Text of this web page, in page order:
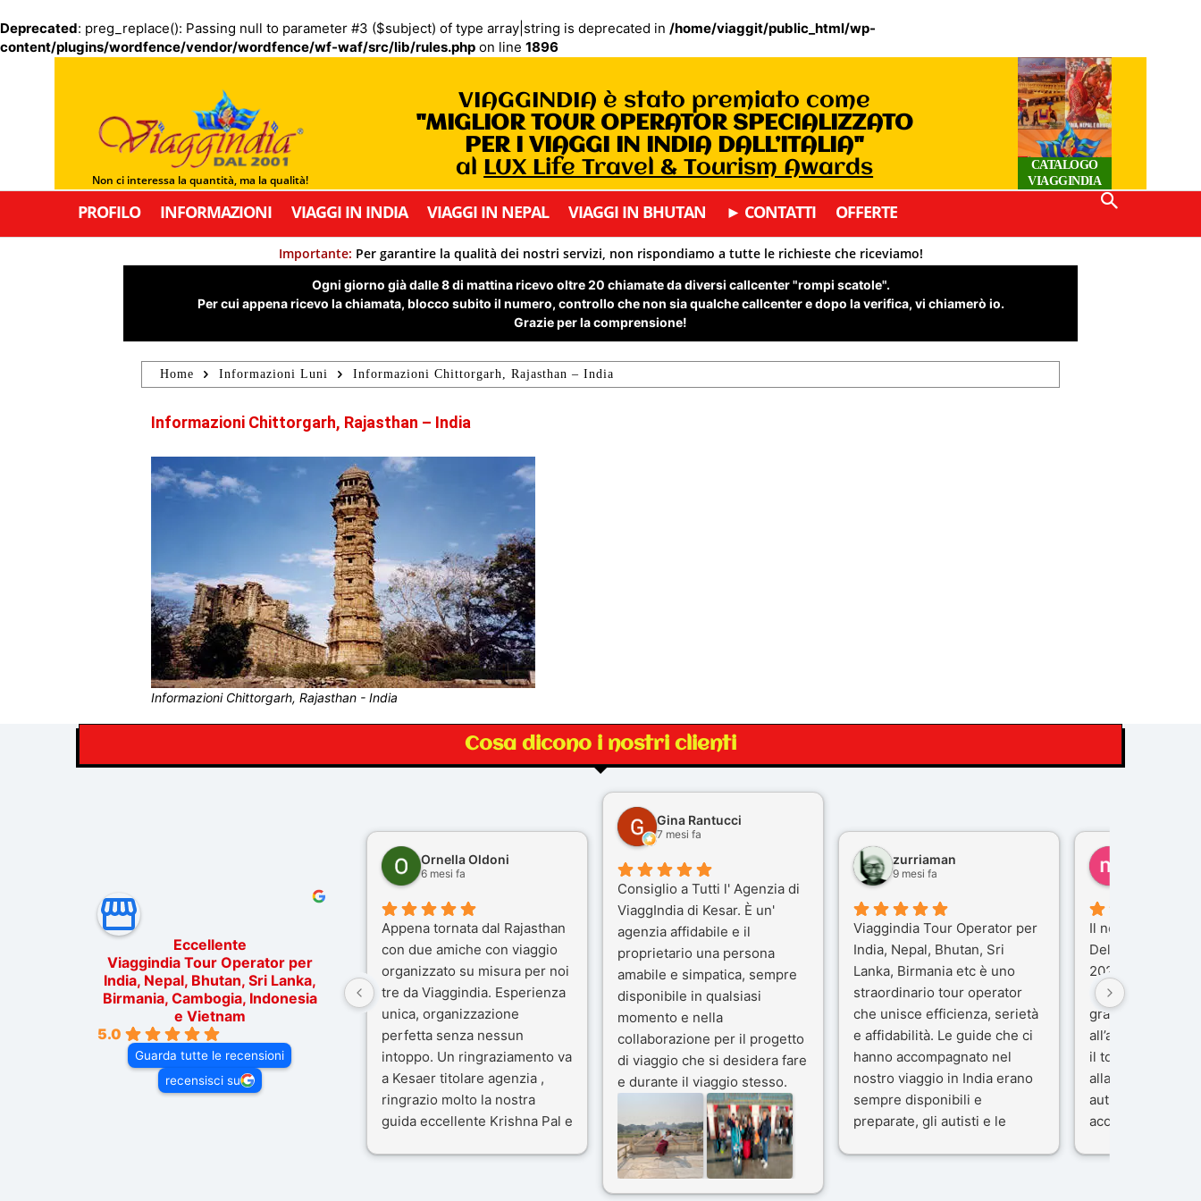
Deprecated: preg_replace(): Passing null to parameter #3 ($subject) of type array|string is deprecated in /home/viaggit/public_html/wp-
content/plugins/wordfence/vendor/wordfence/wf-waf/src/lib/rules.php on line 1896
Non ci interessa la quantità, ma la qualità!
VIAGGINDIA è stato premiato come
"MIGLIOR TOUR OPERATOR SPECIALIZZATO
PER I VIAGGI IN INDIA DALL’ITALIA"
al LUX Life Travel & Tourism Awards
CATALOGO
VIAGGINDIA
PROFILO INFORMAZIONI VIAGGI IN INDIA VIAGGI IN NEPAL VIAGGI IN BHUTAN ► CONTATTI OFFERTE
Importante: Per garantire la qualità dei nostri servizi, non rispondiamo a tutte le richieste che riceviamo!
Ogni giorno già dalle 8 di mattina ricevo oltre 20 chiamate da diversi callcenter "rompi scatole".
Per cui appena ricevo la chiamata, blocco subito il numero, controllo che non sia qualche callcenter e dopo la verifica, vi chiamerò io.
Grazie per la comprensione!
Home Informazioni Luni Informazioni Chittorgarh, Rajasthan – India
Informazioni Chittorgarh, Rajasthan – India
Informazioni Chittorgarh, Rajasthan - India
Cosa dicono i nostri clienti
Eccellente
Viaggindia Tour Operator per
India, Nepal, Bhutan, Sri Lanka,
Birmania, Cambogia, Indonesia
e Vietnam
5.0
Guarda tutte le recensioni
recensisci su
Ornella Oldoni
6 mesi fa
Appena tornata dal Rajasthan
con due amiche con viaggio
organizzato su misura per noi
tre da Viaggindia. Esperienza
unica, organizzazione
perfetta senza nessun
intoppo. Un ringraziamento va
a Kesaer titolare agenzia ,
ringrazio molto la nostra
guida eccellente Krishna Pal e
Gina Rantucci
7 mesi fa
Consiglio a Tutti l' Agenzia di
ViaggIndia di Kesar. È un'
agenzia affidabile e il
proprietario una persona
amabile e simpatica, sempre
disponibile in qualsiasi
momento e nella
collaborazione per il progetto
di viaggio che si desidera fare
e durante il viaggio stesso.
Siamo stati 3 settimane in
India a novembre 2025, 5
amici e il viaggio alla scoperta
del Rajasthan e Varanasi è
zurriaman
9 mesi fa
Viaggindia Tour Operator per
India, Nepal, Bhutan, Sri
Lanka, Birmania etc è uno
straordinario tour operator
che unisce efficienza, serietà
e affidabilità. Le guide che ci
hanno accompagnato nel
nostro viaggio in India erano
sempre disponibili e
preparate, gli autisti e le
Il nostro viaggio
Delhi e Varanasi
2025), è stata
che porteremo
gran parte del
all’agenzia che
il tour con cura e
alla nostra guida
autista che ci
accompagnati